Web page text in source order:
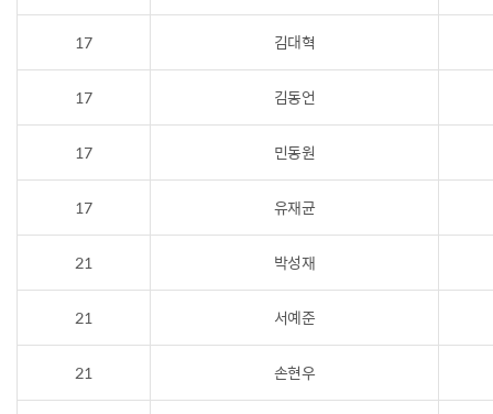
17 김대혁
17 김동언
17 민동원
17 유재균
21 박성재
21 서예준
21 손현우